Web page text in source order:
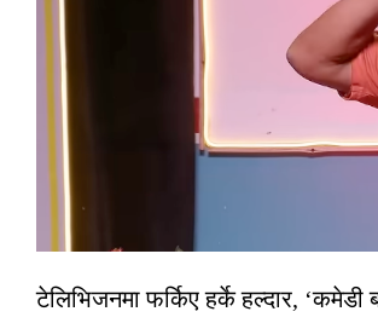
टेलिभिजनमा फर्किए हर्के हल्दार, ‘कमेडी